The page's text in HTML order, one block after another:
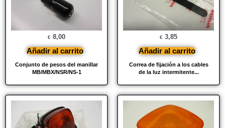
Conjunto de pesos del manillar
MB/MBX/NSR/NS-1
€ 8,00
Añadir al carrito
Correa de fijación a los cables
de la luz intermitente...
€ 3,85
Añadir al carrito